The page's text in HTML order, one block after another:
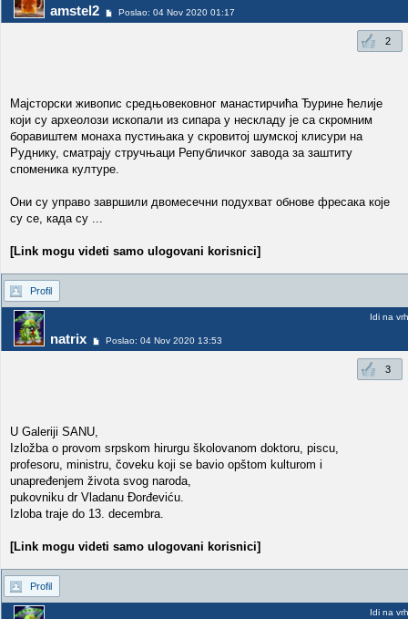
amstel2 Poslao: 04 Nov 2020 01:17
2
Мајсторски живопис средњовековног манастирчића Ђурине ћелије
који су археолози ископали из сипара у нескладу је са скромним
боравиштем монаха пустињака у скровитој шумској клисури на
Руднику, сматрају стручњаци Републичког завода за заштиту
споменика културе.
Они су управо завршили двомесечни подухват обнове фресака које
су се, када су ...
[Link mogu videti samo ulogovani korisnici]
Profil
natrix Poslao: 04 Nov 2020 13:53
Idi na vrh
3
U Galeriji SANU,
Izložba o provom srpskom hirurgu školovanom doktoru, piscu,
profesoru, ministru, čoveku koji se bavio opštom kulturom i
unapređenjem života svog naroda,
pukovniku dr Vladanu Đorđeviću.
Izloba traje do 13. decembra.
[Link mogu videti samo ulogovani korisnici]
Profil
Idi na vrh